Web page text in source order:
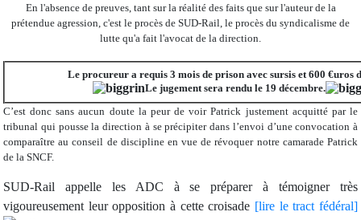
En l'absence de preuves, tant sur la réalité des faits que sur l'auteur de la
prétendue agression, c'est le procès de SUD-Rail, le procès du syndicalisme de
lutte qu'a fait l'avocat de la direction.
Le procureur a requis 3 mois de prison avec sursis et 600 €uros
Le jugement sera rendu le 19 décembre.
C’est donc sans aucun doute la peur de voir Patrick justement acquitté par le
tribunal qui pousse la direction à se précipiter dans l’envoi d’une convocation à
comparaître au conseil de discipline en vue de révoquer notre camarade Patrick
de la SNCF.
SUD-Rail appelle les ADC à se préparer à témoigner très
vigoureusement leur opposition à cette croisade [lire le tract fédéral]